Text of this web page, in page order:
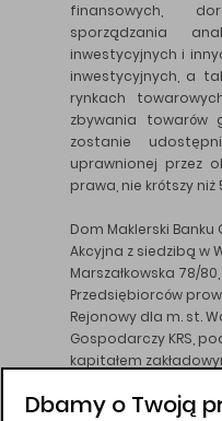
finansowych,
sporządzania
inwestycyjnych i
inwestycyjnych, a
rynkach
zbywania towarów
zostanie
uprawnionej przez
prawa, nie krótszy niż
Dom Maklerski Banku
Akcyjna z siedzibą w
Marszałkowska 78/
Przedsiębiorców
Rejonowy dla m. st.
Gospodarczy KRS,
kapitałem
DM BOŚ działa na
Dbamy o Twoją